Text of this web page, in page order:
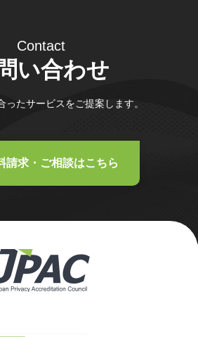
Contact
い合わせ
ったサービスをご提案します。
請求・ご相談はこちら